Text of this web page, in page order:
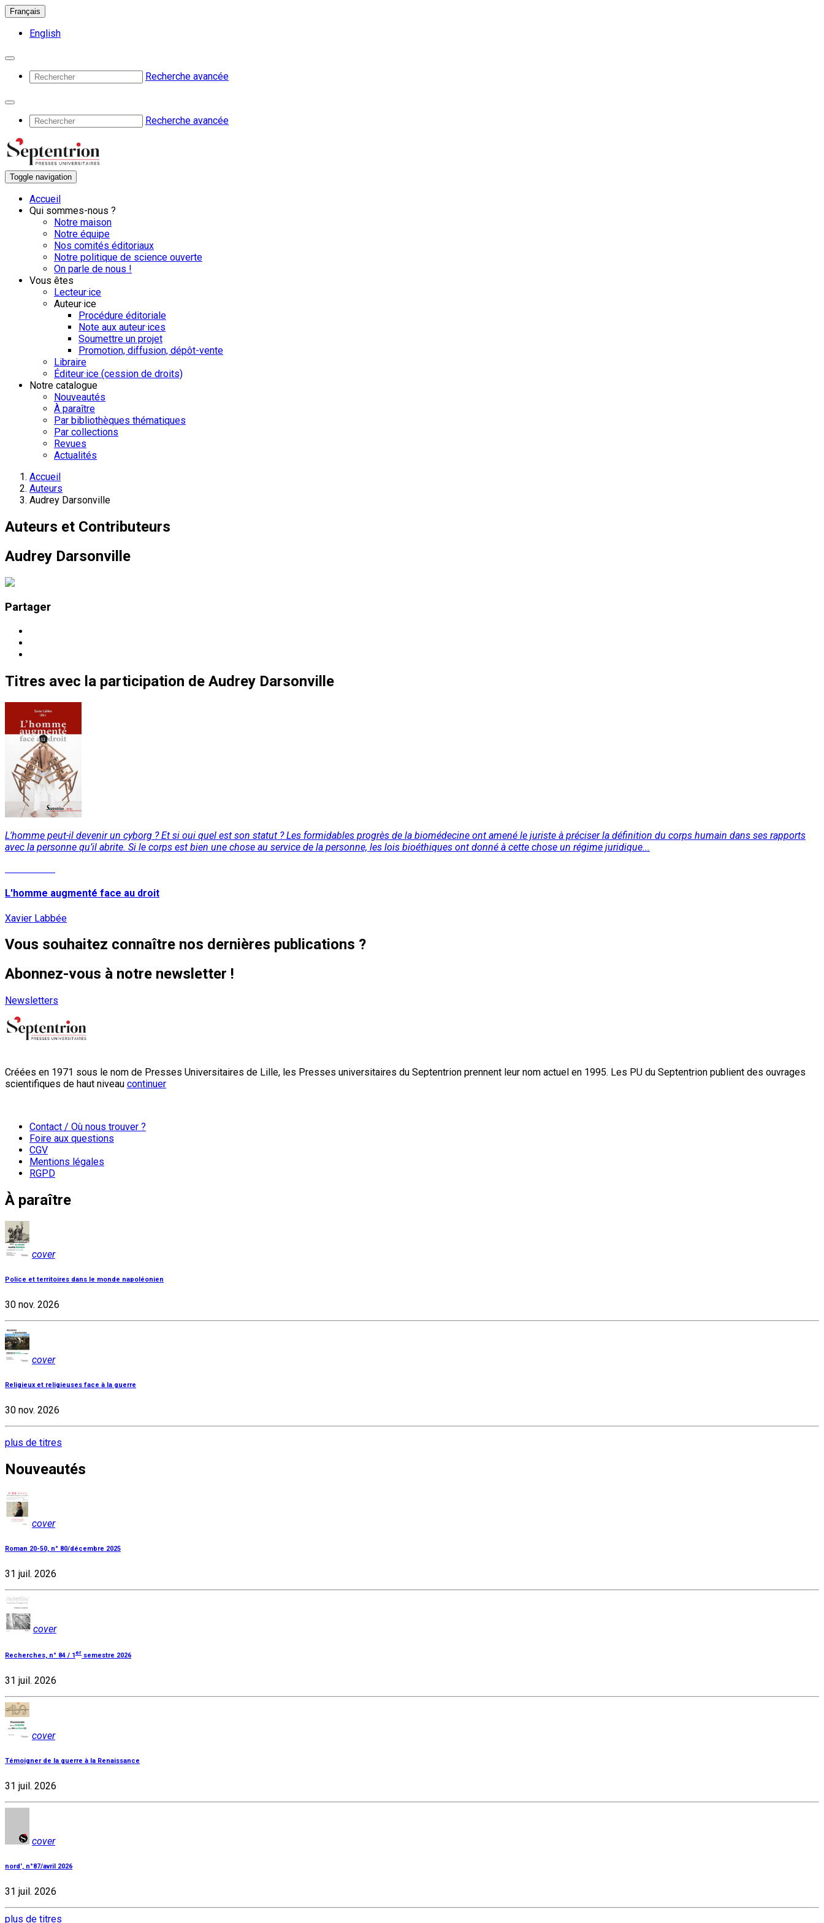
Français
English
Recherche avancée
Recherche avancée
Toggle navigation
Accueil
Qui sommes-nous ?
Notre maison
Notre équipe
Nos comités éditoriaux
Notre politique de science ouverte
On parle de nous !
Vous êtes
Lecteur·ice
Auteur·ice
Procédure éditoriale
Note aux auteur·ices
Soumettre un projet
Promotion, diffusion, dépôt-vente
Libraire
Éditeur·ice (cession de droits)
Notre catalogue
Nouveautés
À paraître
Par bibliothèques thématiques
Par collections
Revues
Actualités
Accueil
Auteurs
Audrey Darsonville
Auteurs et Contributeurs
Audrey Darsonville
Partager
Titres avec la participation de Audrey Darsonville
L'homme peut-il devenir un cyborg ? Et si oui quel est son statut ? Les formidables progrès de la biomédecine ont amené le juriste à préciser la définition du corps humain dans ses rapports
avec la personne qu’il abrite. Si le corps est bien une chose au service de la personne, les lois bioéthiques ont donné à cette chose un régime juridique...
L'homme augmenté face au droit
Xavier Labbée
Vous souhaitez connaître nos dernières publications ?
Abonnez-vous à notre newsletter !
Newsletters
Créées en 1971 sous le nom de Presses Universitaires de Lille, les Presses universitaires du Septentrion prennent leur nom actuel en 1995. Les PU du Septentrion publient des ouvrages
scientifiques de haut niveau continuer
Contact / Où nous trouver ?
Foire aux questions
CGV
Mentions légales
RGPD
À paraître
cover
Police et territoires dans le monde napoléonien
30 nov. 2026
cover
Religieux et religieuses face à la guerre
30 nov. 2026
plus de titres
Nouveautés
cover
Roman 20-50, n° 80/décembre 2025
31 juil. 2026
cover
Recherches, n° 84 / 1 er semestre 2026
31 juil. 2026
cover
Témoigner de la guerre à la Renaissance
31 juil. 2026
cover
nord', n°87/avril 2026
31 juil. 2026
plus de titres